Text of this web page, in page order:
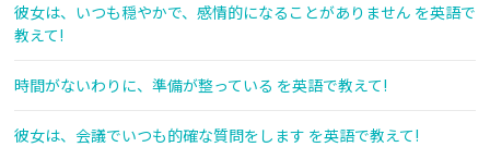
彼女は、いつも穏やかで、感情的になることがありません を英語で
教えて!
時間がないわりに、準備が整っている を英語で教えて!
彼女は、会議でいつも的確な質問をします を英語で教えて!